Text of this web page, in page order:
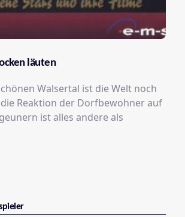
läuten
Walsertal ist die Welt noch
Reaktion der Dorfbewohner auf
ist alles andere als